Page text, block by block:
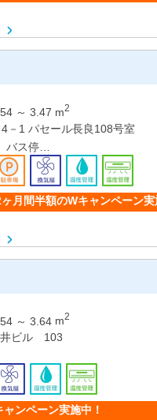
～ 3.47 m2
－1 パセール長良108号室
バス停
月間半額のWキャンペーン実
～ 3.64 m2
井ビル 103
ンペーン実施中！